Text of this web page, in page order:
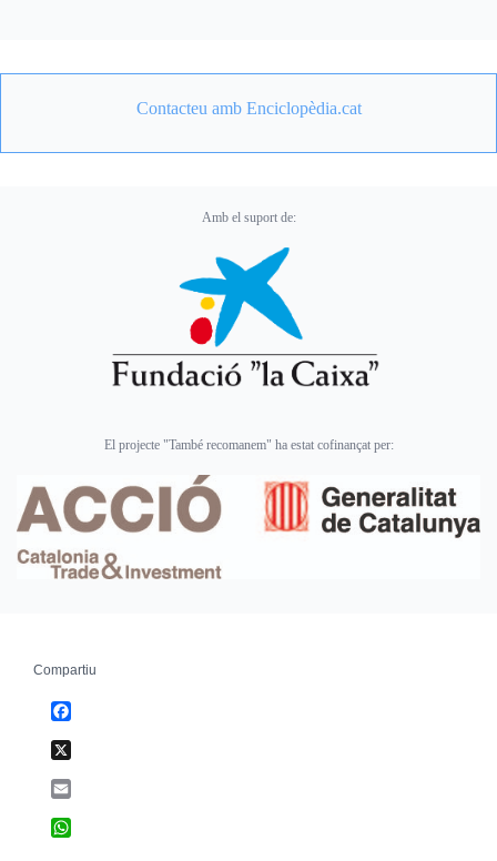
Contacteu amb Enciclopèdia.cat
Amb el suport de:
El projecte "També recomanem" ha estat cofinançat per:
Compartiu